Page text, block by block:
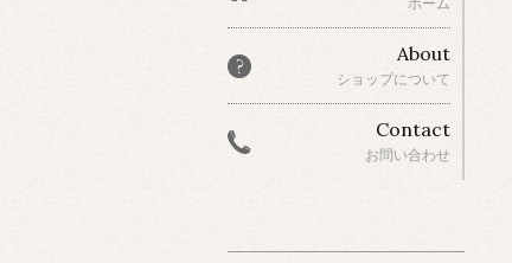
About
ショップについて
Contact
お問い合わせ